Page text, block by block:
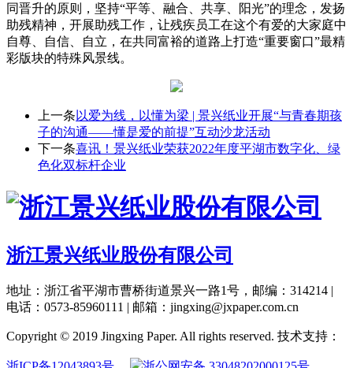
同晋升的原则，坚持“平等、融合、共享、阳光”的理念，发扬
助残精神，开展助残工作，让残疾员工在这个有爱的大家庭中
自尊、自信、自立，在共同富裕的道路上打造“重要窗口”最精
彩版块的特殊风景线。
上一条 以爱为线，以懂为梁 | 景兴纸业开展“与青春期孩
子的沟通——懂是爱的前提”互动沙龙活动
下一条喜讯！景兴纸业荣获2022年度平湖市数字化、绿
色化双标杆企业
浙江景兴纸业股份有限公司
地址：浙江省平湖市曹桥街道景兴一路1号，邮编：314214 |
电话：0573-85960111 | 邮箱：jingxing@jxpaper.com.cn
Copyright © 2019 Jingxing Paper. All rights reserved. 技术支持：